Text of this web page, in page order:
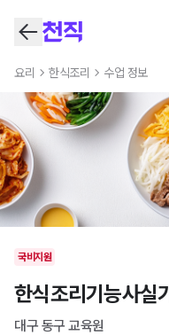
요리 한식조리 수업 정보
국비지원
한식조리기능사실기
대구 동구 교육원